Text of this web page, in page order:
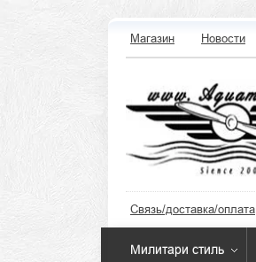
Магазин Новости
Связь/доставка/оплата
Милитари стиль